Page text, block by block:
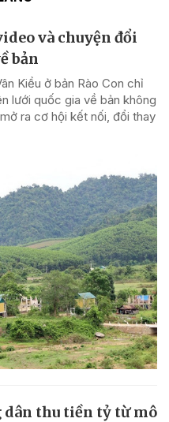
và chuyện đổi
bản
Kiều ở bản Rào Con chỉ
lưới quốc gia về bản không
ra cơ hội kết nối, đổi thay
dân thu tiền tỷ từ mô